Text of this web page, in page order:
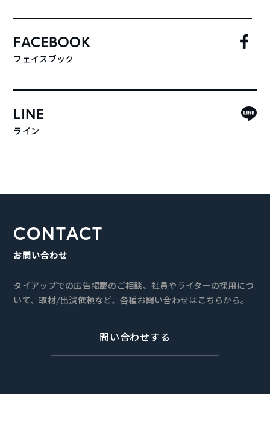
FACEBOOK
フェイスブック
LINE
ライン
CONTACT
お問い合わせ
タイアップでの広告掲載のご相談、社員やライターの採用につ
いて、取材/出演依頼など、各種お問い合わせはこちらから。
問い合わせする